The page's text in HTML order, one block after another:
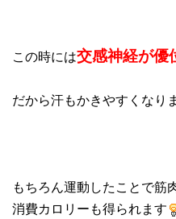
この時には交感神経が優
だから汗もかきやすくなりま
もちろん運動したことで筋
消費カロリーも得られます